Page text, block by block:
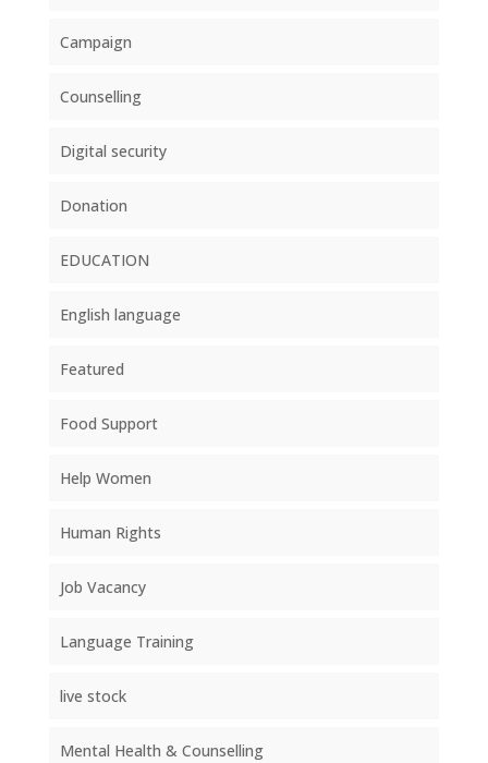
Campaign
Counselling
Digital security
Donation
EDUCATION
English language
Featured
Food Support
Help Women
Human Rights
Job Vacancy
Language Training
live stock
Mental Health & Counselling